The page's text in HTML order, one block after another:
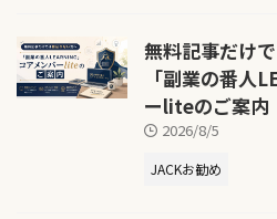
無料記事だけ
「副業の番人
ーliteのご案内
2026/8/5
JACKお勧め